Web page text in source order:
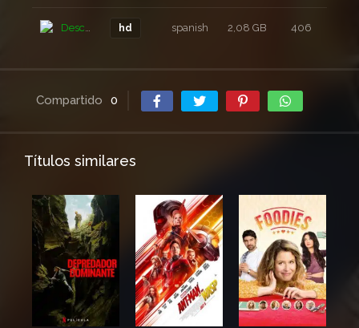
Descarga hd spanish 2,08 GB 406
Compartido 0
Títulos similares